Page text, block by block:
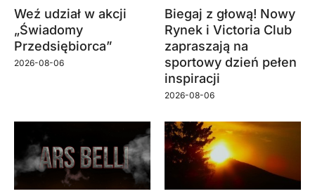
Weź udział w akcji
„Świadomy
Przedsiębiorca”
2026-08-06
Biegaj z głową! Nowy
Rynek i Victoria Club
zapraszają na
sportowy dzień pełen
inspiracji
2026-08-06